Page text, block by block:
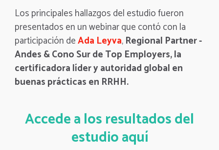
Los principales hallazgos del estudio fueron
presentados en un webinar que contó con la
participación deAda Leyva,Regional Partner -
Andes & Cono Sur de Top Employers, la
certificadora líder y autoridad global en
buenas prácticas en RRHH.
Accede a los resultados del
estudio aquí